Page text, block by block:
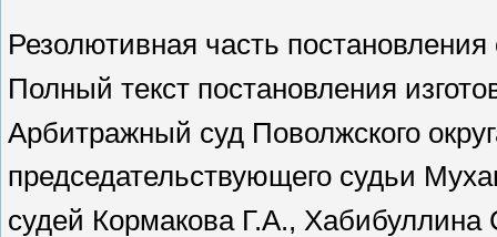
Резолютивная часть
Полный текст постановления
Арбитражный суд Поволжского
председательствующего судьи
судей Кормакова Г.А., Хабибуллина